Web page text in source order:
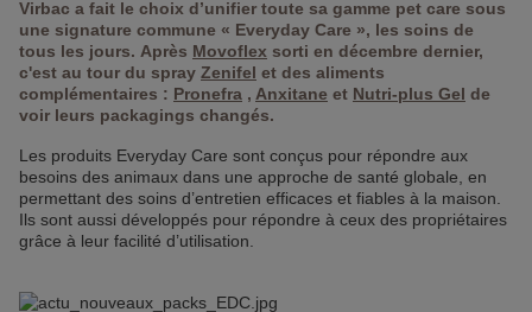
Virbac a fait le choix d’unifier toute sa gamme pet care sous
une signature commune « Everyday Care », les soins de
tous les jours. Après Movoflex sorti en décembre dernier,
c'est au tour du spray Zenifel et des aliments
complémentaires : Pronefra , Anxitane et Nutri-plus Gel de
voir leurs packagings changés.
Les produits Everyday Care sont conçus pour répondre aux
besoins des animaux dans une approche de santé globale, en
permettant des soins d’entretien efficaces et fiables à la maison.
Ils sont aussi développés pour répondre à ceux des propriétaires
grâce à leur facilité d’utilisation.